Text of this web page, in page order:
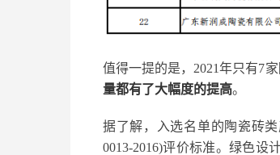
值得一提的是，2021年只有7
量都有了大幅度的提高。
据了解，入选名单的陶瓷砖
0013-2016)评价标准。绿色设